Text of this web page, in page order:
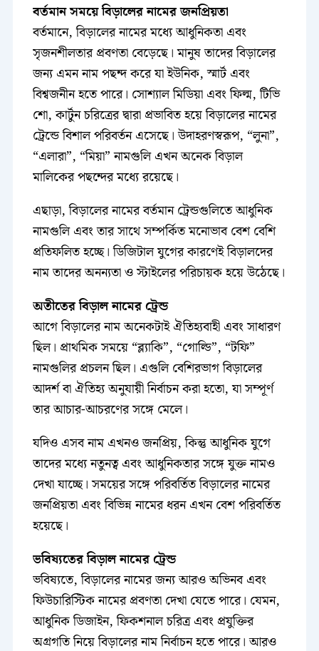
বর্তমান সময়ে বিড়ালের নামের জনপ্রিয়তা
বর্তমানে, বিড়ালের নামের মধ্যে আধুনিকতা এবং
সৃজনশীলতার প্রবণতা বেড়েছে। মানুষ তাদের বিড়ালের
জন্য এমন নাম পছন্দ করে যা ইউনিক, স্মার্ট এবং
বিশ্বজনীন হতে পারে। সোশ্যাল মিডিয়া এবং ফিল্ম, টিভি
শো, কার্টুন চরিত্রের দ্বারা প্রভাবিত হয়ে বিড়ালের নামের
ট্রেন্ডে বিশাল পরিবর্তন এসেছে। উদাহরণস্বরূপ, “লুনা”,
“এলারা”, “মিয়া” নামগুলি এখন অনেক বিড়াল
মালিকের পছন্দের মধ্যে রয়েছে।
এছাড়া, বিড়ালের নামের বর্তমান ট্রেন্ডগুলিতে আধুনিক
নামগুলি এবং তার সাথে সম্পর্কিত মনোভাব বেশ বেশি
প্রতিফলিত হচ্ছে। ডিজিটাল যুগের কারণেই বিড়ালদের
নাম তাদের অনন্যতা ও স্টাইলের পরিচায়ক হয়ে উঠেছে।
অতীতের বিড়াল নামের ট্রেন্ড
আগে বিড়ালের নাম অনেকটাই ঐতিহ্যবাহী এবং সাধারণ
ছিল। প্রাথমিক সময়ে “ব্ল্যাকি”, “গোল্ডি”, “টফি”
নামগুলির প্রচলন ছিল। এগুলি বেশিরভাগ বিড়ালের
আদর্শ বা ঐতিহ্য অনুযায়ী নির্বাচন করা হতো, যা সম্পূর্ণ
তার আচার-আচরণের সঙ্গে মেলে।
যদিও এসব নাম এখনও জনপ্রিয়, কিন্তু আধুনিক যুগে
তাদের মধ্যে নতুনত্ব এবং আধুনিকতার সঙ্গে যুক্ত নামও
দেখা যাচ্ছে। সময়ের সঙ্গে পরিবর্তিত বিড়ালের নামের
জনপ্রিয়তা এবং বিভিন্ন নামের ধরন এখন বেশ পরিবর্তিত
হয়েছে।
ভবিষ্যতের বিড়াল নামের ট্রেন্ড
ভবিষ্যতে, বিড়ালের নামের জন্য আরও অভিনব এবং
ফিউচারিস্টিক নামের প্রবণতা দেখা যেতে পারে। যেমন,
আধুনিক ডিজাইন, ফিকশনাল চরিত্র এবং প্রযুক্তির
অগ্রগতি নিয়ে বিড়ালের নাম নির্বাচন হতে পারে। আরও